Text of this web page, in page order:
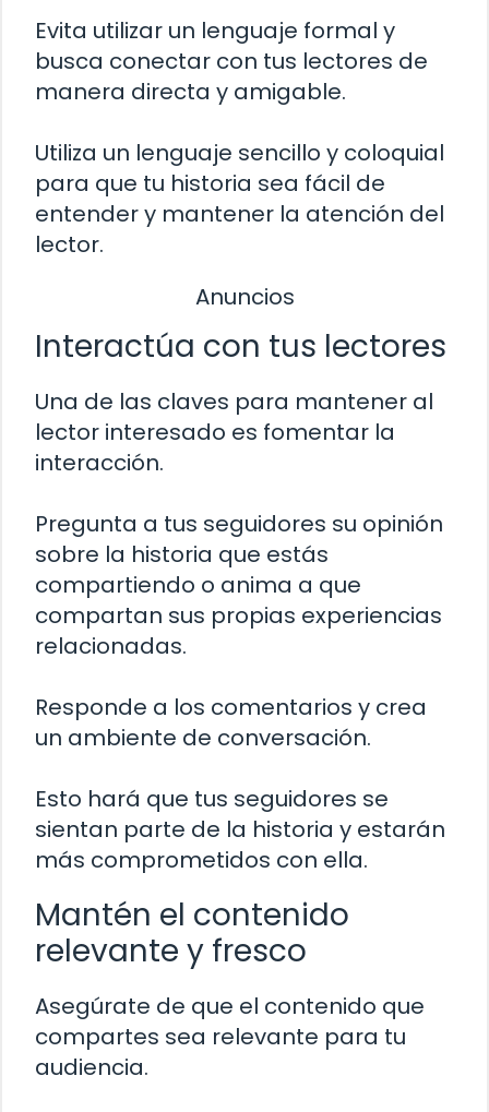
Evita utilizar un lenguaje formal y
busca conectar con tus lectores de
manera directa y amigable.
Utiliza un lenguaje sencillo y coloquial
para que tu historia sea fácil de
entender y mantener la atención del
lector.
Anuncios
Interactúa con tus lectores
Una de las claves para mantener al
lector interesado es fomentar la
interacción.
Pregunta a tus seguidores su opinión
sobre la historia que estás
compartiendo o anima a que
compartan sus propias experiencias
relacionadas.
Responde a los comentarios y crea
un ambiente de conversación.
Esto hará que tus seguidores se
sientan parte de la historia y estarán
más comprometidos con ella.
Mantén el contenido
relevante y fresco
Asegúrate de que el contenido que
compartes sea relevante para tu
audiencia.